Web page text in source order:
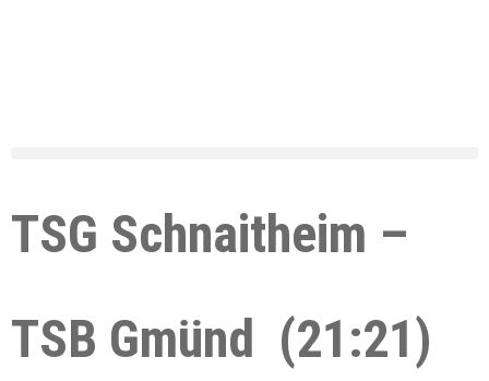
TSG Schnaitheim –
TSB Gmünd (21:21)